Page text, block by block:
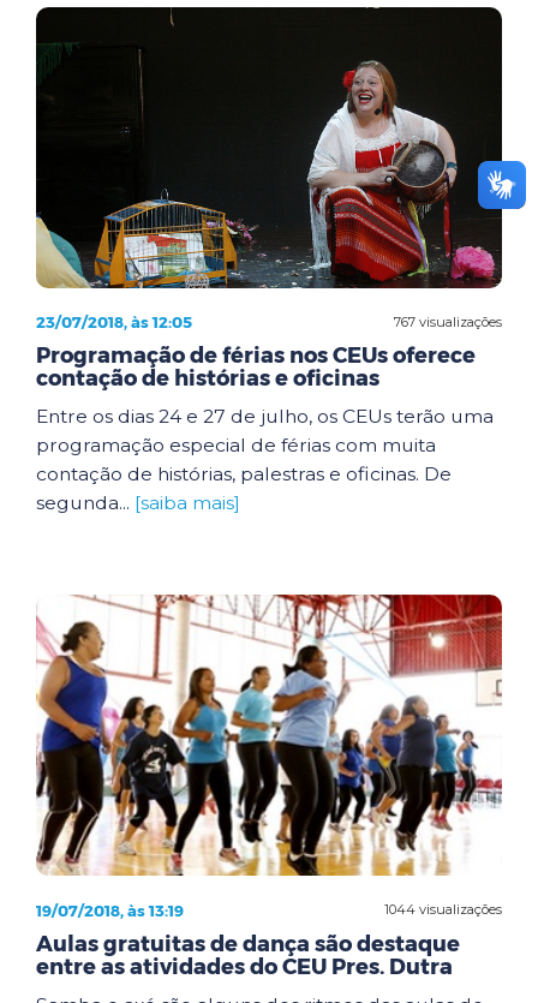
767 visualizações
23/07/2018, às 12:05
Programação de férias nos CEUs oferece
contação de histórias e oficinas
Entre os dias 24 e 27 de julho, os CEUs terão uma
programação especial de férias com muita
contação de histórias, palestras e oficinas. De
segunda... [saiba mais]
1044 visualizações
19/07/2018, às 13:19
Aulas gratuitas de dança são destaque
entre as atividades do CEU Pres. Dutra